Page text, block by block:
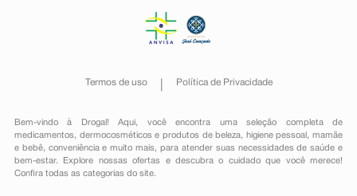
Termos de uso Política de Privacidade
Bem-vindo à Drogal! Aqui, você encontra uma seleção completa de
medicamentos , dermocosméticos e produtos de beleza, higiene pessoal ,mamãe
e bebê, conveniênciae muito mais, para atender suas necessidades de saúde e
bem-estar. Explore nossas ofertas e descubra o cuidado que você merece!
Confira todas as categorias do site.